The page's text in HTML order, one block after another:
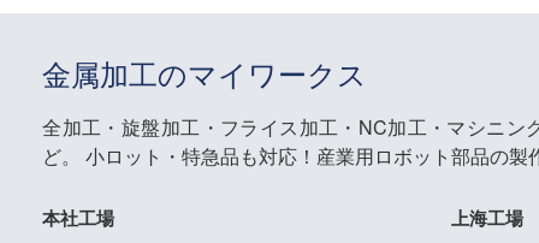
金属加工のマイワークス
全加工・旋盤加工・フライス加工・NC加工・マシニン
ど。
小ロット・特急品も対応！産業用ロボット部品の製
本社工場 上海工場